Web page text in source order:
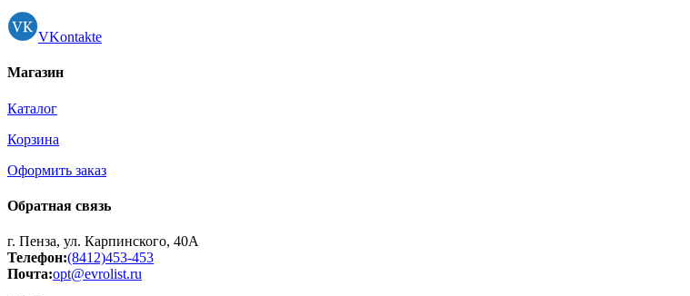
VKontakte
Магазин
Каталог
Корзина
Оформить заказ
Обратная связь
г. Пенза, ул. Карпинского, 40А
Телефон:(8412)453-453
Почта:opt@evrolist.ru